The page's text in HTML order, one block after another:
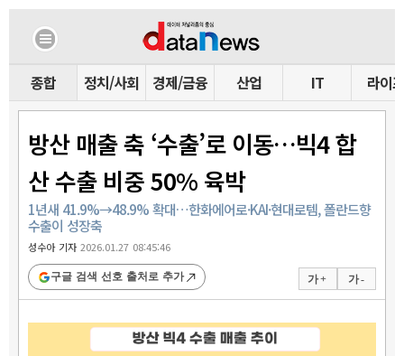
종합 정치/사회 경제/금융 산업 IT 라이프
방산 매출 축 ‘수출’로 이동…빅4 합
산 수출 비중 50% 육박
1년새 41.9%→48.9% 확대…한화에어로·KAI·현대로템, 폴란드향
수출이 성장축
성수아 기자2026.01.27 08:45:46
가 + 가 -
구글 검색 선호 출처로 추가